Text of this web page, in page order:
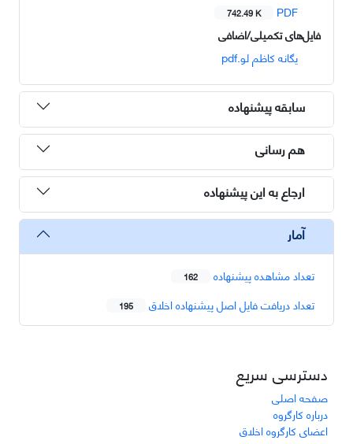
PDF
742.49 K
فایل‌های تکمیلی/اضافی
یگانه کاظم لو.pdf
سابقه پیشنهاده
هم رسانی
ارجاع به این پیشنهاده
آمار
تعداد مشاهده پیشنهاده 162
تعداد دریافت فایل اصل پیشنهاده اخلاق 195
دسترسی سریع
صفحه اصلی
درباره کارگروه
اعضای کارگروه اخلاق